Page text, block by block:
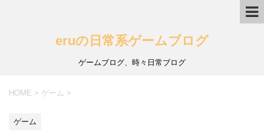
eruの日常系ゲームブログ
ゲームブログ、時々日常ブログ
HOME > ゲーム >
ゲーム